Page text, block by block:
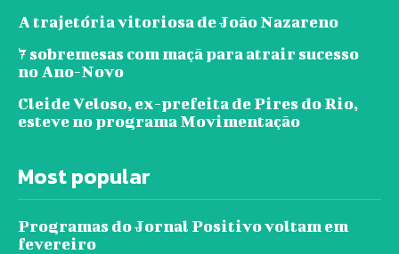
A trajetória vitoriosa de João Nazareno
7 sobremesas com maçã para atrair sucesso
no Ano-Novo
Cleide Veloso, ex-prefeita de Pires do Rio,
esteve no programa Movimentação
Most popular
Programas do Jornal Positivo voltam em
fevereiro